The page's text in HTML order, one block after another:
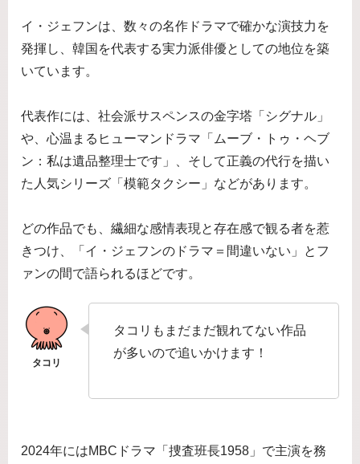
イ・ジェフンは、数々の名作ドラマで確かな演技力を
発揮し、韓国を代表する実力派俳優としての地位を築
いています。
代表作には、社会派サスペンスの金字塔「シグナル」
や、心温まるヒューマンドラマ「ムーブ・トゥ・ヘブ
ン：私は遺品整理士です」、そして正義の代行を描い
た人気シリーズ「模範タクシー」などがあります。
どの作品でも、繊細な感情表現と存在感で観る者を惹
きつけ、「イ・ジェフンのドラマ＝間違いない」とフ
ァンの間で語られるほどです。
タコリもまだまだ観れてない作品
が多いので追いかけます！
2024年にはMBCドラマ「捜査班長1958」で主演を務